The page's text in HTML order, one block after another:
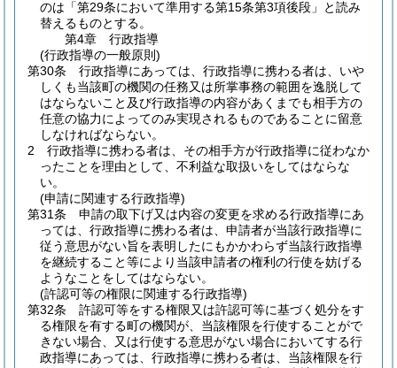
のは「第29条において準用する第15条第3項後段」と読み
替えるものとする。
第4章
行政指導
(行政指導の一般原則)
第30条
行政指導にあっては、行政指導に携わる者は、いや
しくも当該町の機関の任務又は所掌事務の範囲を逸脱して
はならないこと及び行政指導の内容があくまでも相手方の
任意の協力によってのみ実現されるものであることに留意
しなければならない。
2
行政指導に携わる者は、その相手方が行政指導に従わなか
ったことを理由として、不利益な取扱いをしてはならな
い。
(申請に関連する行政指導)
第31条
申請の取下げ又は内容の変更を求める行政指導にあ
っては、行政指導に携わる者は、申請者が当該行政指導に
従う意思がない旨を表明したにもかかわらず当該行政指導
を継続すること等により当該申請者の権利の行使を妨げる
ようなことをしてはならない。
(許認可等の権限に関連する行政指導)
第32条
許認可等をする権限又は許認可等に基づく処分をす
る権限を有する町の機関が、当該権限を行使することがで
きない場合、又は行使する意思がない場合においてする行
政指導にあっては、行政指導に携わる者は、当該権限を行